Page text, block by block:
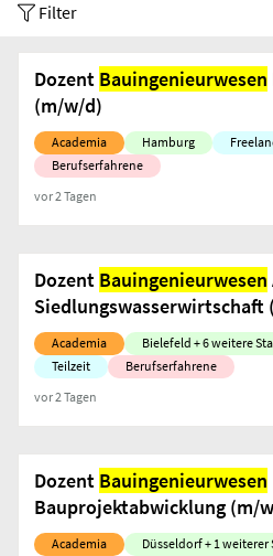
Filter
Dozent Bauingenieurwesen
(m/w/d)
Academia Hamburg
Berufserfahrene
vor 2 Tagen
Dozent Bauingenieurwesen
Siedlungswasserwirtschaft
Academia Bielefeld + 6 weitere
Teilzeit
Berufserfahrene
vor 2 Tagen
Dozent Bauingenieurwesen
Bauprojektabwicklung (m/
Academia Düsseldorf + 1